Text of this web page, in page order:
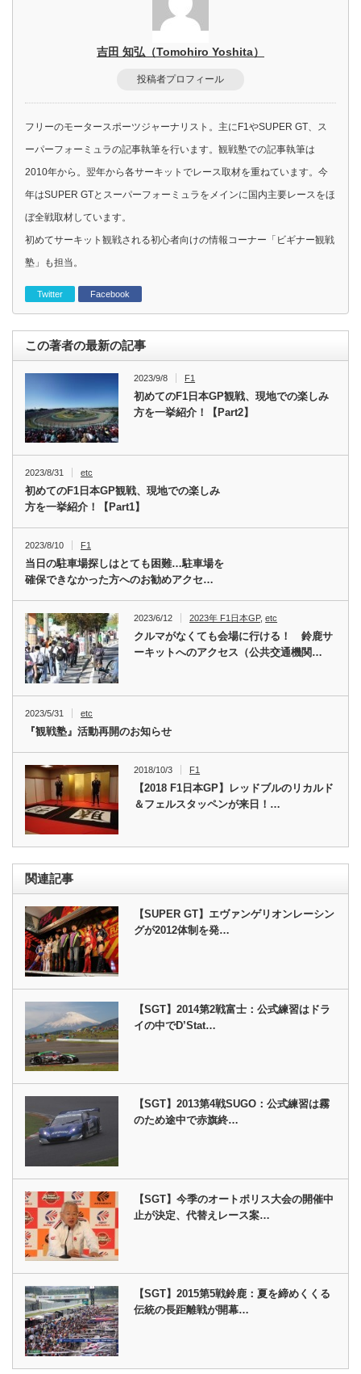
吉田 知弘（Tomohiro Yoshita）
投稿者プロフィール
フリーのモータースポーツジャーナリスト。主にF1やSUPER GT、ス
ーパーフォーミュラの記事執筆を行います。観戦塾での記事執筆は
2010年から。翌年から各サーキットでレース取材を重ねています。今
年はSUPER GTとスーパーフォーミュラをメインに国内主要レースをほ
ぼ全戦取材しています。
初めてサーキット観戦される初心者向けの情報コーナー「ビギナー観戦
塾」も担当。
Twitter Facebook
この著者の最新の記事
2023/9/8 F1
初めてのF1日本GP観戦、現地での楽しみ
方を一挙紹介！【Part2】
2023/8/31 etc
初めてのF1日本GP観戦、現地での楽しみ
方を一挙紹介！【Part1】
2023/8/10 F1
当日の駐車場探しはとても困難…駐車場を
確保できなかった方へのお勧めアクセ…
2023/6/12 2023年 F1日本GP,etc
クルマがなくても会場に行ける！ 鈴鹿サ
ーキットへのアクセス（公共交通機関…
2023/5/31 etc
『観戦塾』活動再開のお知らせ
2018/10/3 F1
【2018 F1日本GP】レッドブルのリカルド
＆フェルスタッペンが来日！…
関連記事
【SUPER GT】エヴァンゲリオンレーシン
グが2012体制を発…
【SGT】2014第2戦富士：公式練習はドラ
イの中でD’Stat…
【SGT】2013第4戦SUGO：公式練習は霧
のため途中で赤旗終…
【SGT】今季のオートポリス大会の開催中
止が決定、代替えレース案…
【SGT】2015第5戦鈴鹿：夏を締めくくる
伝統の長距離戦が開幕…